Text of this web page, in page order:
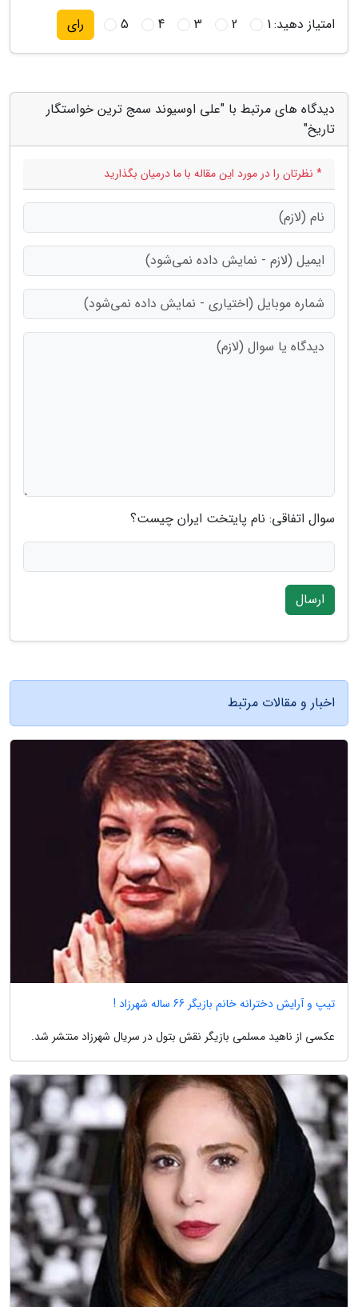
امتیاز دهید:1
2
3
4
5 رای
دیدگاه های مرتبط با "علی اوسیوند سمج ترین خواستگار
تاریخ"
* نظرتان را در مورد این مقاله با ما درمیان بگذارید
سوال اتفاقی: نام پایتخت ایران چیست؟
ارسال
اخبار و مقالات مرتبط
تیپ و آرایش دخترانه خانم بازیگر 66 ساله شهرزاد !
عکسی از ناهید مسلمی بازیگر نقش بتول در سریال شهرزاد منتشر شد.